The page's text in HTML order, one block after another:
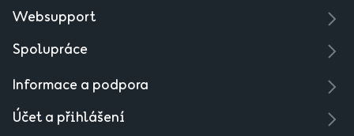
Websupport
Spolupráce
Informace a podpora
Účet a přihlášení